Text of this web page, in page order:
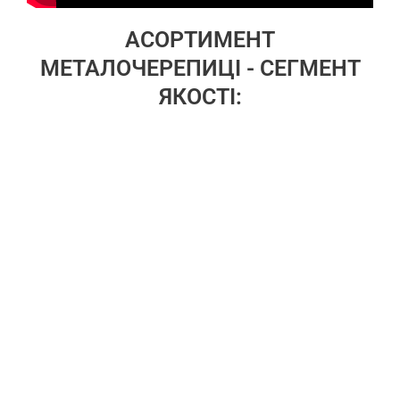
АСОРТИМЕНТ
МЕТАЛОЧЕРЕПИЦІ - СЕГМЕНТ
ЯКОСТІ: